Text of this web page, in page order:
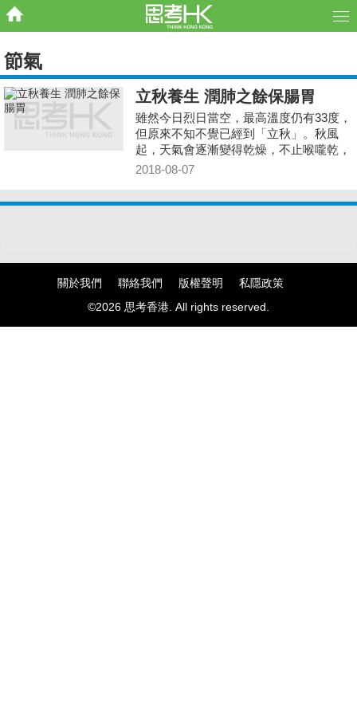
節氣
立秋養生 潤肺之餘保腸胃
雖然今日烈日當空，最高溫度仍有33度，
但原來不知不覺已經到「立秋」。秋風
起，天氣會逐漸變得乾燥，不止喉嚨乾，
還會容易消化不良，所以養生之道在滋陰
2018-08-07
關於我們 聯絡我們 版權聲明
私隱政策
©2026 思考香港. All rights reserved.